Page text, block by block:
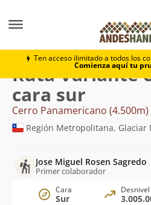
Ten acceso ilimitado a todos los
Comienza aquí tu
Cerro
Ruta Variante
cara sur
Cerro Panamericano (4.500m)
Región Metropolitana, Glaciar
Jose Miguel Rosen Sagredo
Primer colaborador
Cara
Sur
Desnivel